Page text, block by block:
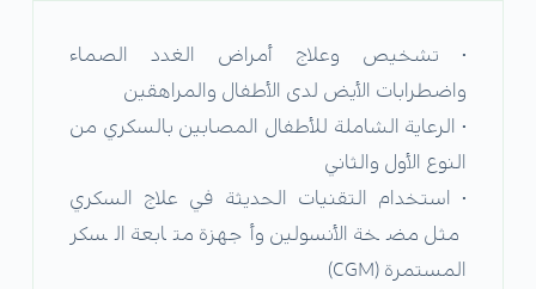
• تشخيص وعلاج أمراض الغدد الصماء
واضطرابات الأيض لدى الأطفال والمراهقين
• الرعاية الشاملة للأطفال المصابين بالسكري من
النوع الأول والثاني
• استخدام التقنيات الحديثة في علاج السكري
مثل مضخة الأنسولين وأجهزة متابعة السكر
المستمرة (CGM)